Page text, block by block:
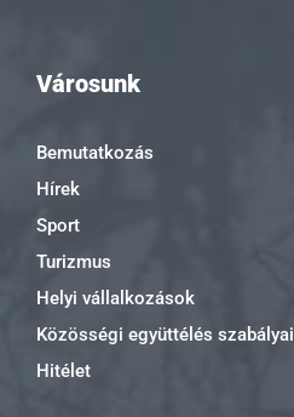
Városunk
Bemutatkozás
Hírek
Sport
Turizmus
Helyi vállalkozások
Közösségi együttélés szabályai
Hitélet